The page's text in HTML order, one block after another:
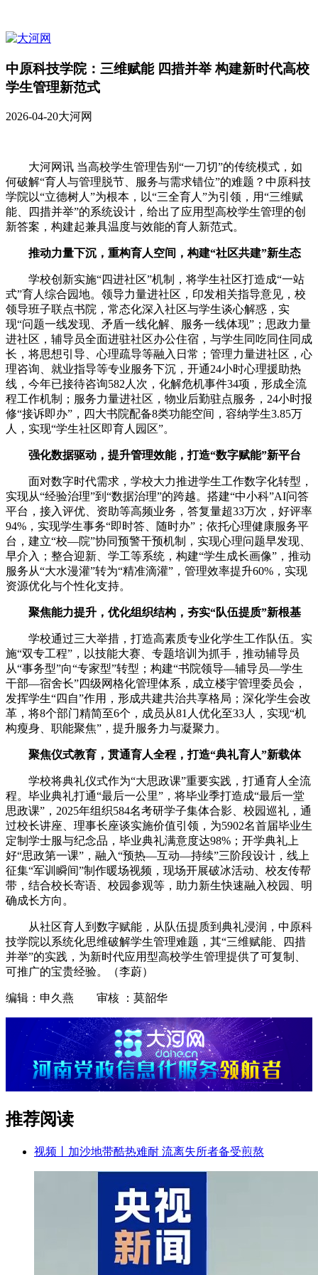
中原科技学院：三维赋能 四措并举 构建新时代高校
学生管理新范式
2026-04-20大河网
大河网讯 当高校学生管理告别“一刀切”的传统模式，如
何破解“育人与管理脱节、服务与需求错位”的难题？中原科技
学院以“立德树人”为根本，以“三全育人”为引领，用“三维赋
能、四措并举”的系统设计，给出了应用型高校学生管理的创
新答案，构建起兼具温度与效能的育人新范式。
推动力量下沉，重构育人空间，构建“社区共建”新生态
学校创新实施“四进社区”机制，将学生社区打造成“一站
式”育人综合园地。领导力量进社区，印发相关指导意见，校
领导班子联点书院，常态化深入社区与学生谈心解惑，实
现“问题一线发现、矛盾一线化解、服务一线体现”；思政力量
进社区，辅导员全面进驻社区办公住宿，与学生同吃同住同成
长，将思想引导、心理疏导等融入日常；管理力量进社区，心
理咨询、就业指导等专业服务下沉，开通24小时心理援助热
线，今年已接待咨询582人次，化解危机事件34项，形成全流
程工作机制；服务力量进社区，物业后勤驻点服务，24小时报
修“接诉即办”，四大书院配备8类功能空间，容纳学生3.85万
人，实现“学生社区即育人园区”。
强化数据驱动，提升管理效能，打造“数字赋能”新平台
面对数字时代需求，学校大力推进学生工作数字化转型，
实现从“经验治理”到“数据治理”的跨越。搭建“中小科”AI问答
平台，接入评优、资助等高频业务，答复量超33万次，好评率
94%，实现学生事务“即时答、随时办”；依托心理健康服务平
台，建立“校—院”协同预警干预机制，实现心理问题早发现、
早介入；整合迎新、学工等系统，构建“学生成长画像”，推动
服务从“大水漫灌”转为“精准滴灌”，管理效率提升60%，实现
资源优化与个性化支持。
聚焦能力提升，优化组织结构，夯实“队伍提质”新根基
学校通过三大举措，打造高素质专业化学生工作队伍。实
施“双专工程”，以技能大赛、专题培训为抓手，推动辅导员
从“事务型”向“专家型”转型；构建“书院领导—辅导员—学生
干部—宿舍长”四级网格化管理体系，成立楼宇管理委员会，
发挥学生“四自”作用，形成共建共治共享格局；深化学生会改
革，将8个部门精简至6个，成员从81人优化至33人，实现“机
构瘦身、职能聚焦”，提升服务力与凝聚力。
聚焦仪式教育，贯通育人全程，打造“典礼育人”新载体
学校将典礼仪式作为“大思政课”重要实践，打通育人全流
程。毕业典礼打通“最后一公里”，将毕业季打造成“最后一堂
思政课”，2025年组织584名考研学子集体合影、校园巡礼，通
过校长讲座、理事长座谈实施价值引领，为5902名首届毕业生
定制学士服与纪念品，毕业典礼满意度达98%；开学典礼上
好“思政第一课”，融入“预热—互动—持续”三阶段设计，线上
征集“军训瞬间”制作暖场视频，现场开展破冰活动、校友传帮
带，结合校长寄语、校园参观等，助力新生快速融入校园、明
确成长方向。
从社区育人到数字赋能，从队伍提质到典礼浸润，中原科
技学院以系统化思维破解学生管理难题，其“三维赋能、四措
并举”的实践，为新时代应用型高校学生管理提供了可复制、
可推广的宝贵经验。（李蔚）
编辑：申久燕 审核 ：莫韶华
推荐阅读
视频丨加沙地带酷热难耐 流离失所者备受煎熬